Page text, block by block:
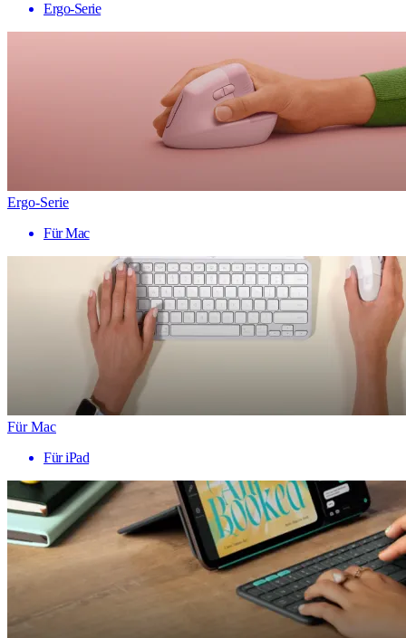
Ergo-Serie
Ergo-Serie
Für Mac
Für Mac
Für iPad